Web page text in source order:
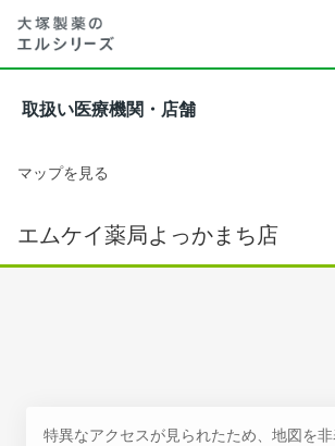
取扱い医療機関・店舗
マップを見る
エムケイ薬局よっかまち店
特異なアクセスが見られたため、地図を